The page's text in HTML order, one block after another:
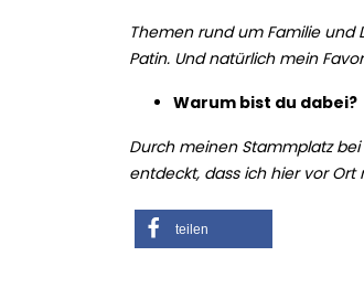
Themen rund um Familie und
Patin. Und natürlich mein
Warum bist du dabei?
Durch meinen Stammplatz
entdeckt, dass ich hier vor
teilen